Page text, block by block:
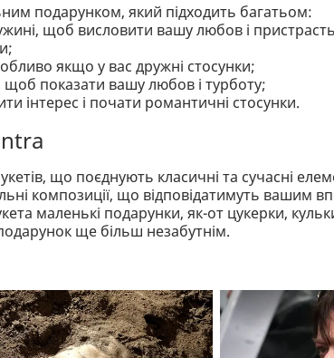
подарунком, який підходить багатьом:
щоб висловити вашу любов і
якщо у вас дружні стосунки;
показати вашу любов і турботу;
інтерес і почати романтичні стосунки.
що поєднують класичні та сучасні
композиції, що відповідатимуть вашим
маленькі подарунки, як-от цукерки,
ще більш незабутнім.